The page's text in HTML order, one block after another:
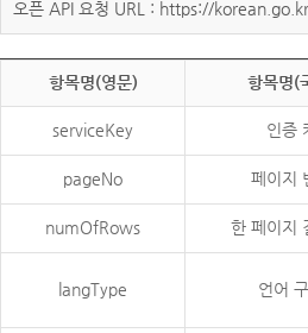
오픈 API 요청 URL : https://
항목명(영문) 항목명(
serviceKey 인증
pageNo 페이지
numOfRows 한 페이지
langType 언어